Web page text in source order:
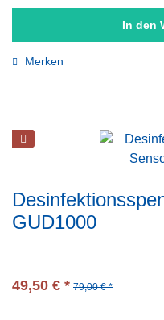
In den
Merken
GUD1000
49,50 € * 79,00 € *